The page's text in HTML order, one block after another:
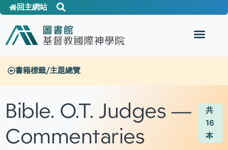
回主網站
書籍標籤/主題總覽
Bible. O.T. Judges —
Commentaries
共
16
本